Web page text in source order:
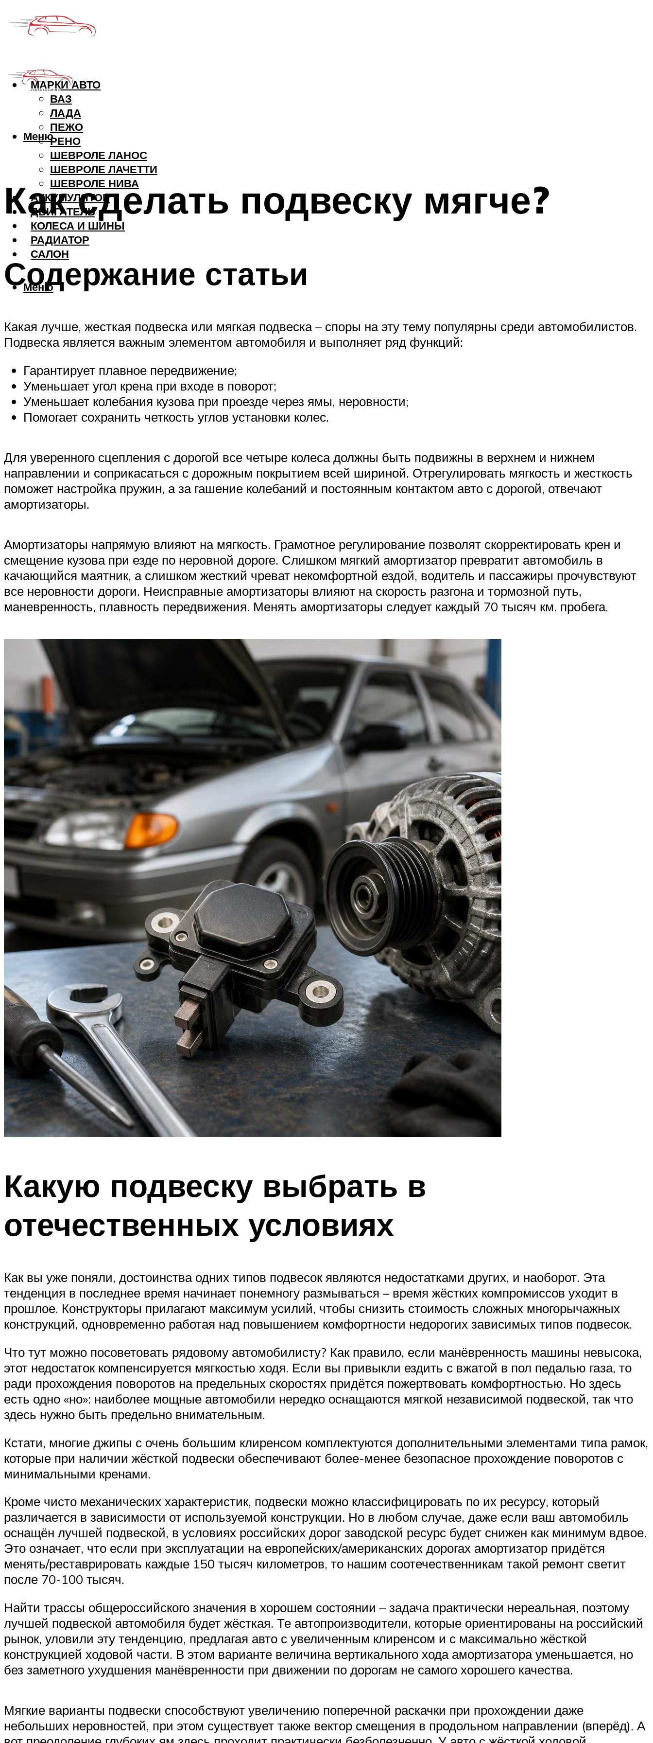
МАРКИ АВТО
ВАЗ
ЛАДА
ПЕЖО
РЕНО
ШЕВРОЛЕ ЛАНОС
ШЕВРОЛЕ ЛАЧЕТТИ
ШЕВРОЛЕ НИВА
АККУМУЛЯТОР
ДВИГАТЕЛЬ
КОЛЕСА И ШИНЫ
РАДИАТОР
САЛОН
Меню
Меню
Как сделать подвеску мягче?
Содержание статьи
Какая лучше, жесткая подвеска или мягкая подвеска – споры на эту тему популярны среди автомобилистов.
Подвеска является важным элементом автомобиля и выполняет ряд функций:
Гарантирует плавное передвижение;
Уменьшает угол крена при входе в поворот;
Уменьшает колебания кузова при проезде через ямы, неровности;
Помогает сохранить четкость углов установки колес.
Для уверенного сцепления с дорогой все четыре колеса должны быть подвижны в верхнем и нижнем
направлении и соприкасаться с дорожным покрытием всей шириной. Отрегулировать мягкость и жесткость
поможет настройка пружин, а за гашение колебаний и постоянным контактом авто с дорогой, отвечают
амортизаторы.
Амортизаторы напрямую влияют на мягкость. Грамотное регулирование позволят скорректировать крен и
смещение кузова при езде по неровной дороге. Слишком мягкий амортизатор превратит автомобиль в
качающийся маятник, а слишком жесткий чреват некомфортной ездой, водитель и пассажиры прочувствуют
все неровности дороги. Неисправные амортизаторы влияют на скорость разгона и тормозной путь,
маневренность, плавность передвижения. Менять амортизаторы следует каждый 70 тысяч км. пробега.
Какую подвеску выбрать в
отечественных условиях
Как вы уже поняли, достоинства одних типов подвесок являются недостатками других, и наоборот. Эта
тенденция в последнее время начинает понемногу размываться – время жёстких компромиссов уходит в
прошлое. Конструкторы прилагают максимум усилий, чтобы снизить стоимость сложных многорычажных
конструкций, одновременно работая над повышением комфортности недорогих зависимых типов подвесок.
Что тут можно посоветовать рядовому автомобилисту? Как правило, если манёвренность машины невысока,
этот недостаток компенсируется мягкостью ходя. Если вы привыкли ездить с вжатой в пол педалью газа, то
ради прохождения поворотов на предельных скоростях придётся пожертвовать комфортностью. Но здесь
есть одно «но»: наиболее мощные автомобили нередко оснащаются мягкой независимой подвеской, так что
здесь нужно быть предельно внимательным.
Кстати, многие джипы с очень большим клиренсом комплектуются дополнительными элементами типа рамок,
которые при наличии жёсткой подвески обеспечивают более-менее безопасное прохождение поворотов с
минимальными кренами.
Кроме чисто механических характеристик, подвески можно классифицировать по их ресурсу, который
различается в зависимости от используемой конструкции. Но в любом случае, даже если ваш автомобиль
оснащён лучшей подвеской, в условиях российских дорог заводской ресурс будет снижен как минимум вдвое.
Это означает, что если при эксплуатации на европейских/американских дорогах амортизатор придётся
менять/реставрировать каждые 150 тысяч километров, то нашим соотечественникам такой ремонт светит
после 70-100 тысяч.
Найти трассы общероссийского значения в хорошем состоянии – задача практически нереальная, поэтому
лучшей подвеской автомобиля будет жёсткая. Те автопроизводители, которые ориентированы на российский
рынок, уловили эту тенденцию, предлагая авто с увеличенным клиренсом и с максимально жёсткой
конструкцией ходовой части. В этом варианте величина вертикального хода амортизатора уменьшается, но
без заметного ухудшения манёвренности при движении по дорогам не самого хорошего качества.
Мягкие варианты подвески способствуют увеличению поперечной раскачки при прохождении даже
небольших неровностей, при этом существует также вектор смещения в продольном направлении (вперёд). А